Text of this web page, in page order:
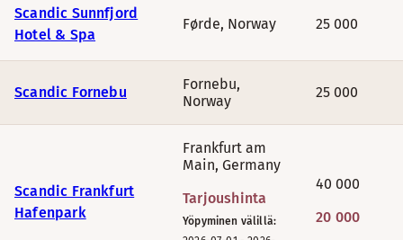
Scandic Sunnfjord
Hotel & Spa
Førde, Norway 25 000
Scandic Fornebu Fornebu,
Norway
25 000
Scandic Frankfurt
Hafenpark
Frankfurt am
Main, Germany
Tarjoushinta
Yöpyminen välillä:
40 000
20 000